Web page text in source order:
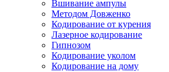
Вшивание ампулы
Методом Довженко
Кодирование от курения
Лазерное кодирование
Гипнозом
Кодирование уколом
Кодирование на дому